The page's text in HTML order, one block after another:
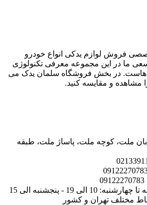
فروش لوازم یدکی انواع خودرو
سعی ما در این مجموعه معرفی تکنولوژی
هاست. در بخش فروشگاه سلمان یدک می
را مشاهده و مقایسه کنید.
ملت، کوچه ملت، پاساژ ملت، طبقه
الی 19 - پنجشنبه الی 15